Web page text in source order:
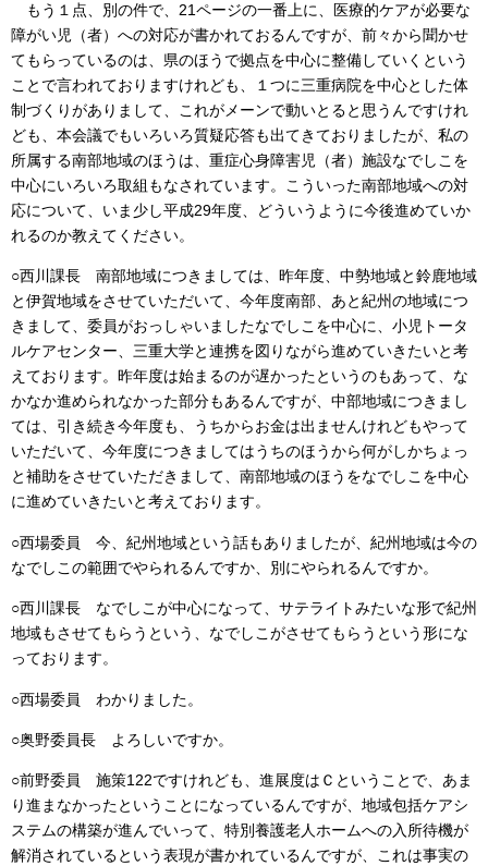
もう１点、別の件で、21ページの一番上に、医療的ケアが必要な
障がい児（者）への対応が書かれておるんですが、前々から聞かせ
てもらっているのは、県のほうで拠点を中心に整備していくという
ことで言われておりますけれども、１つに三重病院を中心とした体
制づくりがありまして、これがメーンで動いとると思うんですけれ
ども、本会議でもいろいろ質疑応答も出てきておりましたが、私の
所属する南部地域のほうは、重症心身障害児（者）施設なでしこを
中心にいろいろ取組もなされています。こういった南部地域への対
応について、いま少し平成29年度、どういうように今後進めていか
れるのか教えてください。
○西川課長 南部地域につきましては、昨年度、中勢地域と鈴鹿地域
と伊賀地域をさせていただいて、今年度南部、あと紀州の地域につ
きまして、委員がおっしゃいましたなでしこを中心に、小児トータ
ルケアセンター、三重大学と連携を図りながら進めていきたいと考
えております。昨年度は始まるのが遅かったというのもあって、な
かなか進められなかった部分もあるんですが、中部地域につきまし
ては、引き続き今年度も、うちからお金は出ませんけれどもやって
いただいて、今年度につきましてはうちのほうから何がしかちょっ
と補助をさせていただきまして、南部地域のほうをなでしこを中心
に進めていきたいと考えております。
○西場委員 今、紀州地域という話もありましたが、紀州地域は今の
なでしこの範囲でやられるんですか、別にやられるんですか。
○西川課長 なでしこが中心になって、サテライトみたいな形で紀州
地域もさせてもらうという、なでしこがさせてもらうという形にな
っております。
○西場委員 わかりました。
○奥野委員長 よろしいですか。
○前野委員 施策122ですけれども、進展度はＣということで、あま
り進まなかったということになっているんですが、地域包括ケアシ
ステムの構築が進んでいって、特別養護老人ホームへの入所待機が
解消されているという表現が書かれているんですが、これは事実の